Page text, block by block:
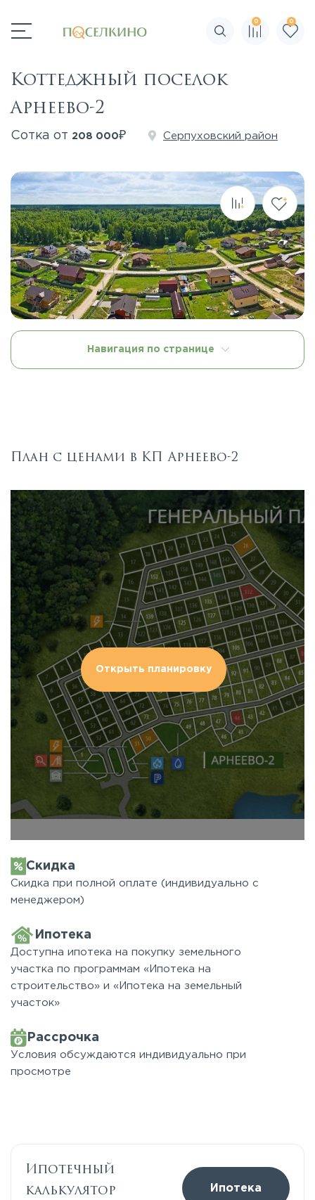
Поиск по сайту
0 0
Коттеджный поселок
Арнеево-2
Сотка от 208 000₽ Серпуховский район
Навигация по странице
План с ценами в КП Арнеево-2
Открыть планировку
Скидка
Скидка при полной оплате (индивидуально с
менеджером)
Ипотека
Доступна ипотека на покупку земельного
участка по программам «Ипотека на
строительство» и «Ипотека на земельный
участок»
Рассрочка
Условия обсуждаются индивидуально при
просмотре
Ипотечный
калькулятор
Ипотека